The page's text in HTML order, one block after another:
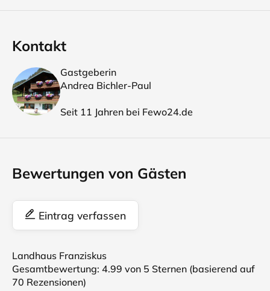
Kontakt
Gastgeberin
Andrea Bichler-Paul
Seit 11 Jahren bei Fewo24.de
Bewertungen von Gästen
Eintrag verfassen
Landhaus Franziskus
Gesamtbewertung: 4.99 von 5 Sternen (basierend auf
70 Rezensionen)